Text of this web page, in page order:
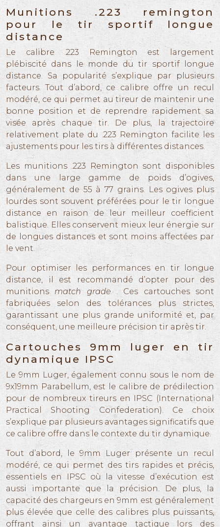
Munitions .223 remington
pour le tir sportif longue
distance
Le calibre .223 Remington est largement
plébiscité dans le monde du tir sportif longue
distance. Sa popularité s’explique par plusieurs
facteurs. Tout d’abord, ce calibre offre un recul
modéré, ce qui permet au tireur de maintenir une
bonne position et de reprendre rapidement sa
visée après chaque tir. De plus, la trajectoire
relativement plate du .223 Remington facilite les
ajustements pour les tirs à différentes distances.
Les munitions .223 Remington sont disponibles
dans une large gamme de poids d’ogives,
généralement de 55 à 77 grains. Les ogives plus
lourdes sont souvent préférées pour le tir longue
distance en raison de leur meilleur coefficient
balistique. Elles conservent mieux leur énergie sur
de longues distances et sont moins affectées par
le vent.
Pour optimiser les performances en tir longue
distance, il est recommandé d’opter pour des
munitions match grade . Ces cartouches sont
fabriquées selon des tolérances plus strictes,
garantissant une plus grande uniformité et, par
conséquent, une meilleure précision tir après tir.
Cartouches 9mm luger en tir
dynamique IPSC
Le 9mm Luger, également connu sous le nom de
9x19mm Parabellum, est le calibre de prédilection
pour de nombreux tireurs en IPSC (International
Practical Shooting Confederation). Ce choix
s’explique par plusieurs avantages significatifs que
ce calibre offre dans le contexte du tir dynamique.
Tout d’abord, le 9mm Luger présente un recul
modéré, ce qui permet des tirs rapides et précis,
essentiels en IPSC où la vitesse d’exécution est
aussi importante que la précision. De plus, la
capacité des chargeurs en 9mm est généralement
plus élevée que celle des calibres plus puissants,
offrant ainsi un avantage tactique lors des